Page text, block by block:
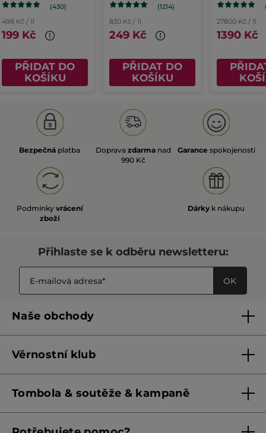
(430)
498 Kč / 1l
199 Kč
PŘIDAT DO
KOŠÍKU
(1214)
830 Kč / 1l
249 Kč
PŘIDAT DO
KOŠÍKU
27800 Kč / 1l
1390 Kč
Bezpečná platba Doprava zdarma nad
990 Kč
Garance spokojenosti
Podmínky vrácení
zboží
Dárky k nákupu
Přihlaste se k odběru newsletteru:
OK
Naše obchody
Franšízing
Věrnostní klub
Pravidla věrnostního klubu od 1. 6. 2026
Tombola & soutěže & kampaně